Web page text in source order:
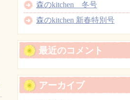
森のkitchen 冬号
森のkitchen 新春特別号
最近のコメント
アーカイブ